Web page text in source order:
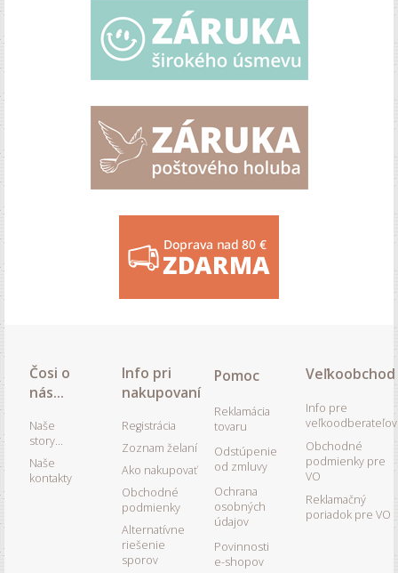
Čosi o
nás...
Naše
story...
Naše
kontakty
Info pri
nakupovaní
Registrácia
Zoznam želaní
Ako nakupovať
Obchodné
podmienky
Alternatívne
riešenie
sporov
Pomoc
Reklamácia
tovaru
Odstúpenie
od zmluvy
Ochrana
osobných
údajov
Povinnosti
e-shopov
Veľkoobchod
Info pre
veľkoodberateľov
Obchodné
podmienky pre
VO
Reklamačný
poriadok pre VO